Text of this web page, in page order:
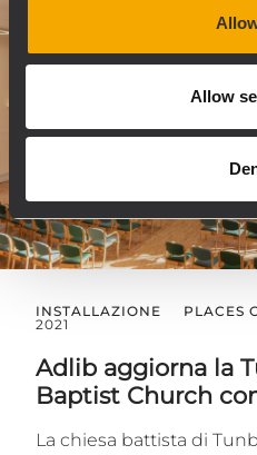
Allow
INSTALLAZIONE PLACES
2021
Adlib aggiorna la
Baptist Church
La chiesa battista di